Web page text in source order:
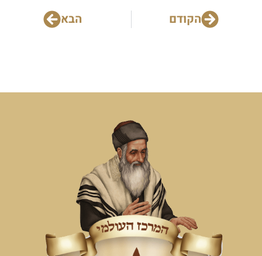
הקודם הבא